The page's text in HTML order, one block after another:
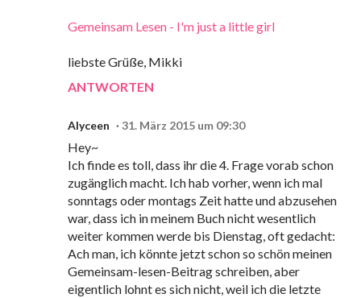
Gemeinsam Lesen - I'm just a little girl
liebste Grüße, Mikki
ANTWORTEN
Alyceen 31. März 2015 um 09:30
Hey~
Ich finde es toll, dass ihr die 4. Frage vorab schon
zugänglich macht. Ich hab vorher, wenn ich mal
sonntags oder montags Zeit hatte und abzusehen
war, dass ich in meinem Buch nicht wesentlich
weiter kommen werde bis Dienstag, oft gedacht:
Ach man, ich könnte jetzt schon so schön meinen
Gemeinsam-lesen-Beitrag schreiben, aber
eigentlich lohnt es sich nicht, weil ich die letzte